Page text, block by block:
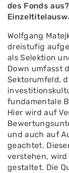
des Fonds
Wolfgang
dreistufig
als Selektion
Down umfasst
Sektorumfeld,
fundamentale
Hier wird auf
und auch auf
geachtet.
verstehen,
gestaltet. Die